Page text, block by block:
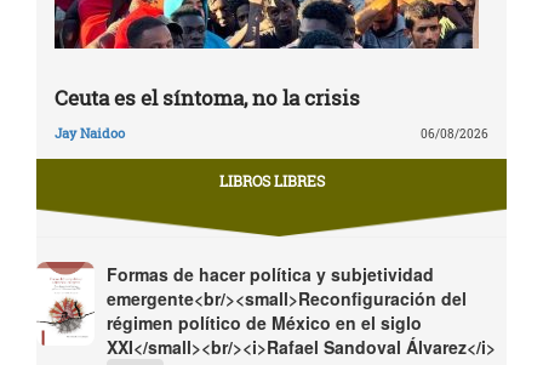
Ceuta es el síntoma, no la crisis
Jay Naidoo 06/08/2026
LIBROS LIBRES
Formas de hacer política y subjetividad
emergente<br/><small>Reconfiguración del
régimen político de México en el siglo
XXI</small><br/><i>Rafael Sandoval Álvarez</i>